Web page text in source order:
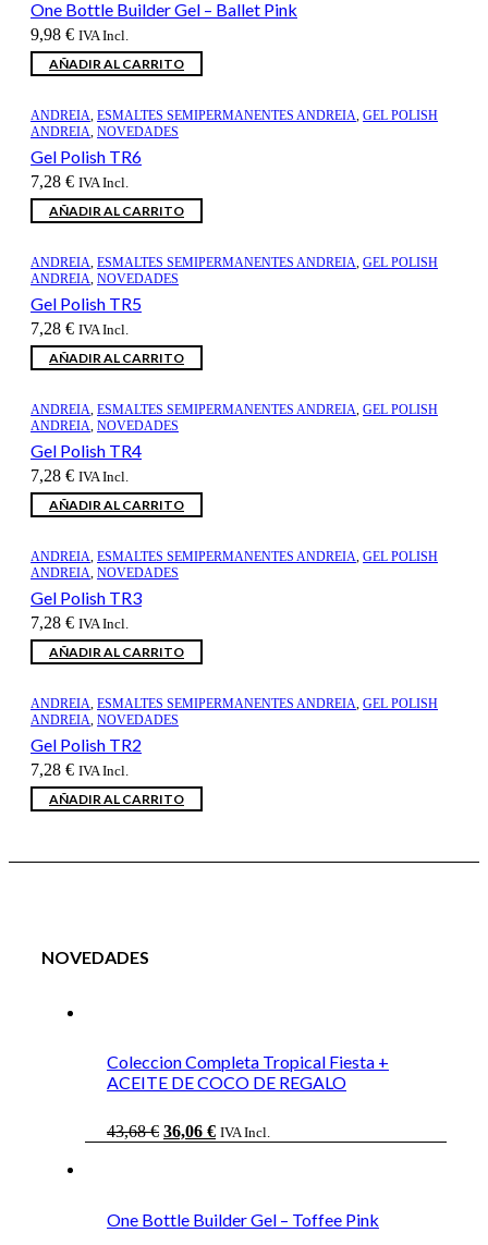
One Bottle Builder Gel – Ballet Pink
9,98 € IVA Incl.
AÑADIR AL CARRITO
ANDREIA, ESMALTES SEMIPERMANENTES ANDREIA, GEL POLISH
ANDREIA, NOVEDADES
Gel Polish TR6
7,28 € IVA Incl.
AÑADIR AL CARRITO
ANDREIA, ESMALTES SEMIPERMANENTES ANDREIA, GEL POLISH
ANDREIA, NOVEDADES
Gel Polish TR5
7,28 € IVA Incl.
AÑADIR AL CARRITO
ANDREIA, ESMALTES SEMIPERMANENTES ANDREIA, GEL POLISH
ANDREIA, NOVEDADES
Gel Polish TR4
7,28 € IVA Incl.
AÑADIR AL CARRITO
ANDREIA, ESMALTES SEMIPERMANENTES ANDREIA, GEL POLISH
ANDREIA, NOVEDADES
Gel Polish TR3
7,28 € IVA Incl.
AÑADIR AL CARRITO
ANDREIA, ESMALTES SEMIPERMANENTES ANDREIA, GEL POLISH
ANDREIA, NOVEDADES
Gel Polish TR2
7,28 € IVA Incl.
AÑADIR AL CARRITO
NOVEDADES
Coleccion Completa Tropical Fiesta +
ACEITE DE COCO DE REGALO
43,68€ El
36,06 €ElIVA Incl.
One Bottle Builder Gel – Toffee Pink